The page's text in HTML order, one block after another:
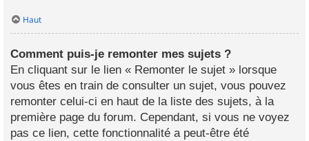
Haut
Comment puis-je remonter mes sujets ?
En cliquant sur le lien « Remonter le sujet » lorsque
vous êtes en train de consulter un sujet, vous pouvez
remonter celui-ci en haut de la liste des sujets, à la
première page du forum. Cependant, si vous ne voyez
pas ce lien, cette fonctionnalité a peut-être été